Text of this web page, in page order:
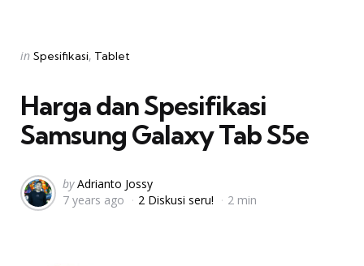
Categories
Posted
in Spesifikasi Tablet
Harga dan Spesifikasi
Samsung Galaxy Tab S5e
Posted
by
by Adrianto Jossy
7 years ago
2 Diskusi seru! 2 min